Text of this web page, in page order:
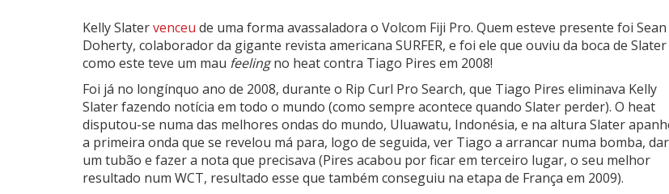
Kelly Slatervenceu de uma forma avassaladora o Volcom Fiji Pro. Quem esteve presente foi Sean
Doherty, colaborador da gigante revista americana SURFER, e foi ele que ouviu da boca de Slater
como este teve um mau feelingno heat contra Tiago Pires em 2008!
Foi já no longínquo ano de 2008, durante o Rip Curl Pro Search, que Tiago Pires eliminava Kelly
Slater fazendo notícia em todo o mundo (como sempre acontece quando Slater perder). O heat
disputou-se numa das melhores ondas do mundo, Uluawatu, Indonésia, e na altura Slater
a primeira onda que se revelou má para, logo de seguida, ver Tiago a arrancar numa bomba, dar
um tubão e fazer a nota que precisava (Pires acabou por ficar em terceiro lugar, o seu melhor
resultado num WCT, resultado esse que também conseguiu na etapa de França em 2009).